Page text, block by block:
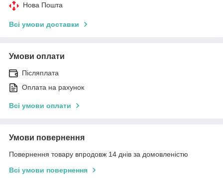
Нова Пошта
Всі умови доставки
Умови оплати
Післяплата
Оплата на рахунок
Всі умови оплати
Умови повернення
Повернення товару впродовж 14 днів за домовленістю
Всі умови повернення